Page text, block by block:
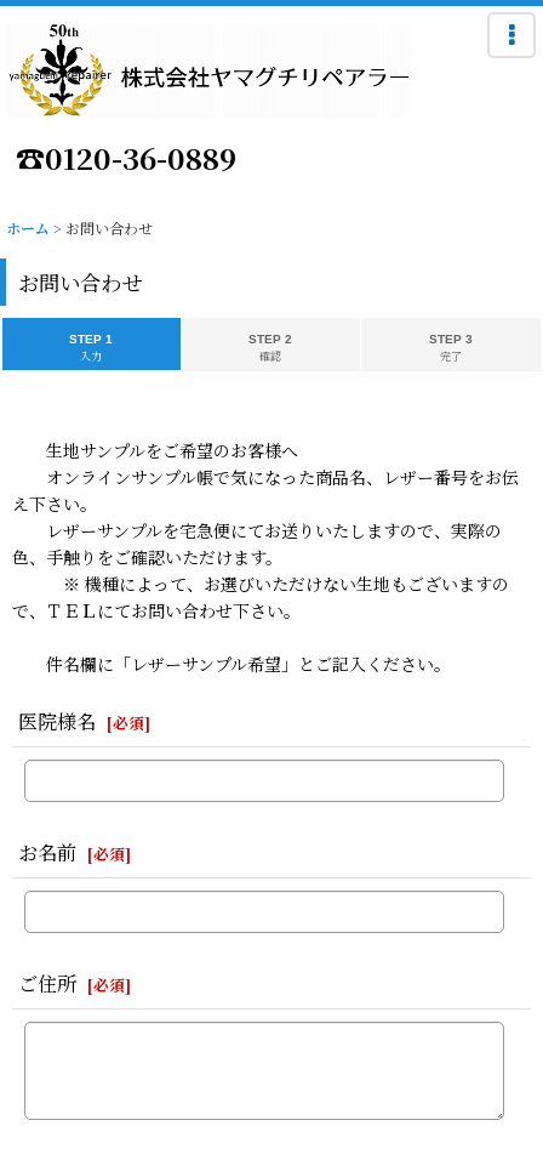
☎0120-36-0889
ホーム > お問い合わせ
お問い合わせ
STEP 1
入力
STEP 2
確認
STEP 3
完了
生地サンプルをご希望のお客様へ
オンラインサンプル帳で気になった商品名、レザー番号をお伝
え下さい。
レザーサンプルを宅急便にてお送りいたしますので、実際の
色、手触りをご確認いただけます。
※ 機種によって、お選びいただけない生地もございますの
で、ＴＥＬにてお問い合わせ下さい。
件名欄に「レザーサンプル希望」とご記入ください。
医院様名 [必須]
お名前 [必須]
ご住所 [必須]